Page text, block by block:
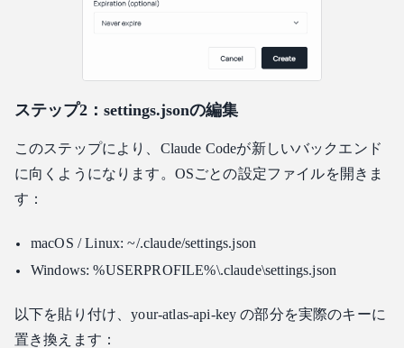
ステップ2：settings.jsonの編集
このステップにより、Claude Codeが新しいバックエンド
に向くようになります。OSごとの設定ファイルを開きま
す：
macOS / Linux: ~/.claude/settings.json
Windows: %USERPROFILE%\.claude\settings.json
以下を貼り付け、your-atlas-api-key の部分を実際のキーに
置き換えます：